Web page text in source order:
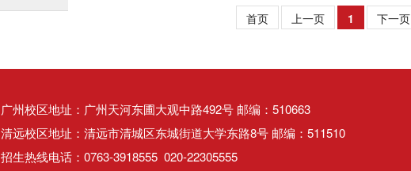
首页 上一页 1 下一页
广州校区地址：广州天河东圃大观中路492号 邮编：510663
清远校区地址：清远市清城区东城街道大学东路8号 邮编：511510
招生热线电话：0763-3918555 020-22305555